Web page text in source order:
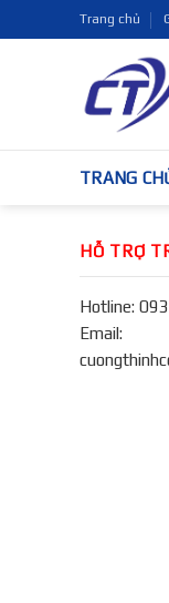
to
Trang chủ
TRANG
HỖ TRỢ
Hotline:
Email: